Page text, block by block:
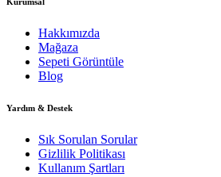
Hakkımızda
Mağaza
Sepeti Görüntüle
Blog
Yardım & Destek
Sık Sorulan Sorular
Gizlilik Politikası
Kullanım Şartları